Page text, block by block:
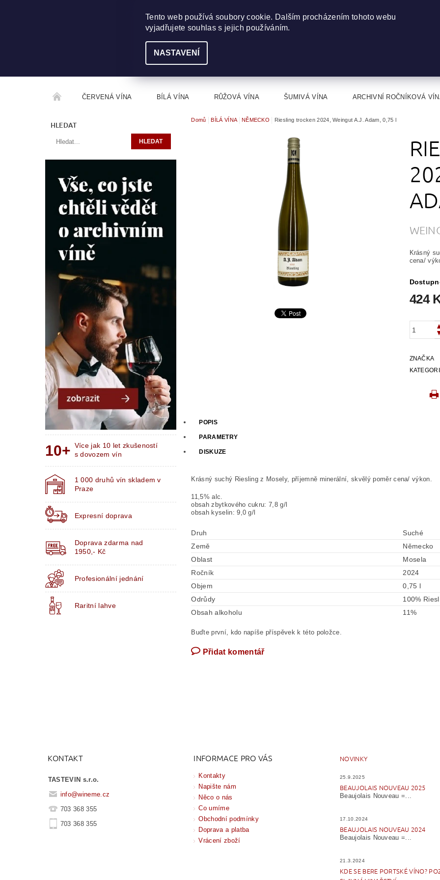
ČERVENÁ VÍNA BÍLÁ VÍNA RŮŽOVÁ VÍNA ŠUMIVÁ VÍNA ARCHIVNÍ ROČNÍKOVÁ
ROČNÍKOVÝ ALKOHOL ROZCESTNÍK VÍN
HLEDAT
Více jak 10 let zkušeností
s dovozem vín
1 000 druhů vín skladem v
Praze
Expresní doprava
Doprava zdarma nad
1950,- Kč
Profesionální jednání
Raritní lahve
Domů BÍLÁ VÍNA NĚMECKO Riesling trocken 2024, Weingut A.J. Adam, 0,75 l
Krásný
cena/
424
ZNAČKA
POPIS
PARAMETRY
DISKUZE
Krásný suchý Riesling z Mosely, příjemně minerální, skvělý poměr cena/ výkon.
11,5% alc.
obsah zbytkového cukru: 7,8 g/l
obsah kyselin: 9,0 g/l
Druh
Suché
Země
Německo
Oblast
Mosela
Ročník
2024
Objem
0,75 l
Odrůdy
100%
Obsah alkoholu
11%
Buďte první, kdo napíše příspěvek k této položce.
Přidat komentář
KONTAKT
TASTEVIN s.r.o.
info@wineme.cz
703 368 355
703 368 355
INFORMACE PRO VÁS
Kontakty
Napište nám
Něco o nás
Co umíme
Obchodní podmínky
Doprava a platba
Vrácení zboží
NOVINKY
25.9.2025
BEAUJOLAIS NOUVEAU 2025
Beaujolais Nouveau =...
17.10.2024
BEAUJOLAIS NOUVEAU 2024
Beaujolais Nouveau =...
21.3.2024
KDE SE BERE PORTSKÉ VÍNO?
Tento web používá soubory cookie. Dalším procházením tohoto webu
vyjadřujete souhlas s jejich používáním.
NASTAVENÍ